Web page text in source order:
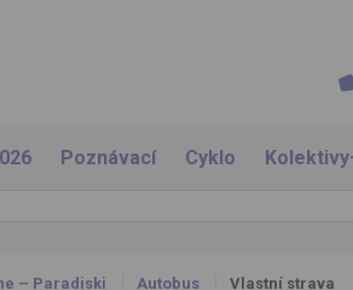
Poznávací Cyklo
– Paradiski Autobus Vlastní strava